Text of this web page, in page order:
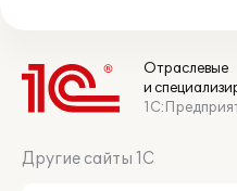
Отраслевые
и
Другие сайты 1С